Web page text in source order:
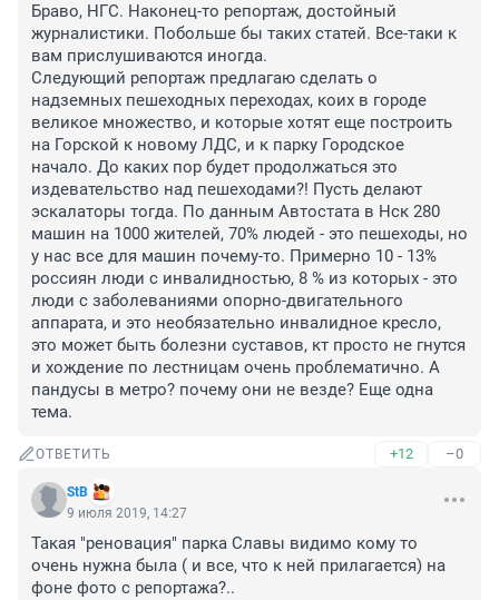
Браво, НГС. Наконец-то репортаж, достойный
журналистики. Побольше бы таких статей. Все-таки к
вам прислушиваются иногда.
Следующий репортаж предлагаю сделать о
надземных пешеходных переходах, коих в городе
великое множество, и которые хотят еще построить
на Горской к новому ЛДС, и к парку Городское
начало. До каких пор будет продолжаться это
издевательство над пешеходами?! Пусть делают
эскалаторы тогда. По данным Автостата в Нск 280
машин на 1000 жителей, 70% людей - это пешеходы, но
у нас все для машин почему-то. Примерно 10 - 13%
россиян люди с инвалидностью, 8 % из которых - это
люди с заболеваниями опорно-двигательного
аппарата, и это необязательно инвалидное кресло,
это может быть болезни суставов, кт просто не гнутся
и хождение по лестницам очень проблематично. А
пандусы в метро? почему они не везде? Еще одна
тема.
ОТВЕТИТЬ +12 –0
StB
9 июля 2019, 14:27
Такая "реновация" парка Славы видимо кому то
очень нужна была ( и все, что к ней прилагается) на
фоне фото с репортажа?..